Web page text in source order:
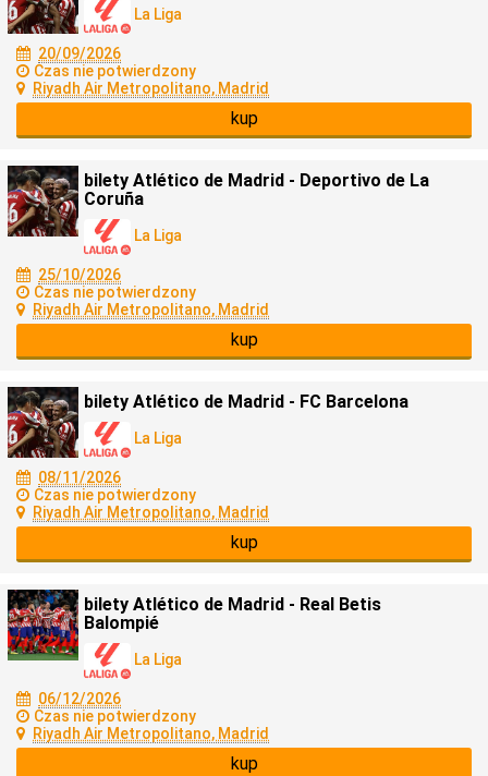
La Liga
20/09/2026
Czas nie potwierdzony
Riyadh Air Metropolitano, Madrid
kup
bilety Atlético de Madrid - Deportivo de La
Coruña
La Liga
25/10/2026
Czas nie potwierdzony
Riyadh Air Metropolitano, Madrid
kup
bilety Atlético de Madrid - FC Barcelona
La Liga
08/11/2026
Czas nie potwierdzony
Riyadh Air Metropolitano, Madrid
kup
bilety Atlético de Madrid - Real Betis
Balompié
La Liga
06/12/2026
Czas nie potwierdzony
Riyadh Air Metropolitano, Madrid
kup